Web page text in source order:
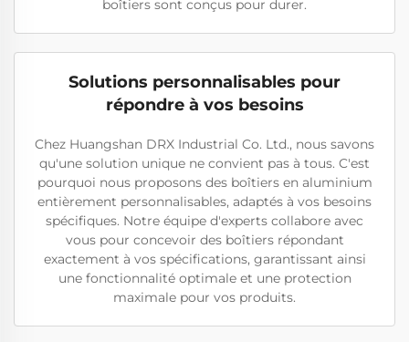
boîtiers sont conçus pour durer.
Solutions personnalisables pour
répondre à vos besoins
Chez Huangshan DRX Industrial Co. Ltd., nous savons
qu'une solution unique ne convient pas à tous. C'est
pourquoi nous proposons des boîtiers en aluminium
entièrement personnalisables, adaptés à vos besoins
spécifiques. Notre équipe d'experts collabore avec
vous pour concevoir des boîtiers répondant
exactement à vos spécifications, garantissant ainsi
une fonctionnalité optimale et une protection
maximale pour vos produits.